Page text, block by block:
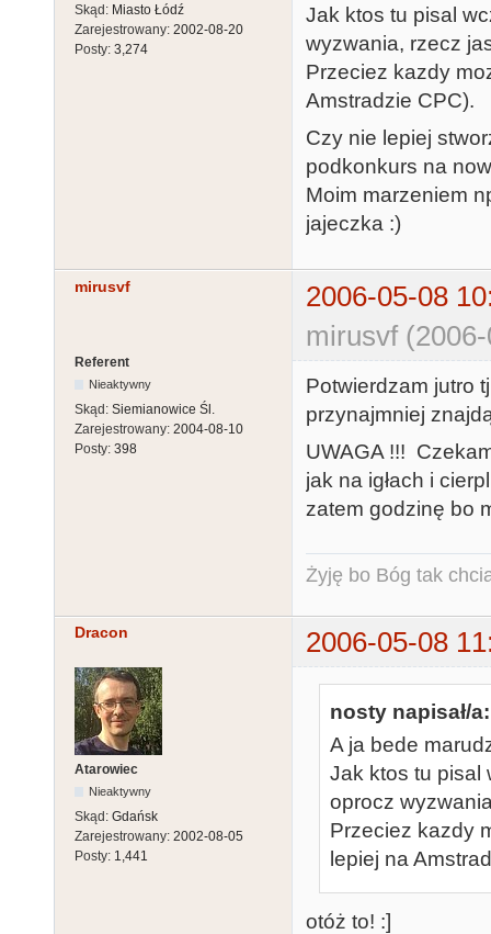
Skąd: Miasto Łódź
Zarejestrowany: 2002-08-20
Posty: 3,274
Jak ktos tu pisal
wyzwania, rzecz
Przeciez kazdy
Amstradzie CPC).
Czy nie lepiej
podkonkurs na
Moim marzeniem
jajeczka :)
mirusvf
2006-05-08
mirusvf
Referent
Nieaktywny
Skąd: Siemianowice Śl.
Zarejestrowany: 2004-08-10
Posty: 398
Potwierdzam jutro
przynajmniej
UWAGA !!!
jak na igłach i
zatem godzinę bo
Żyję bo Bóg tak
Dracon 2006-05-08
Atarowiec
Nieaktywny
Skąd: Gdańsk
Zarejestrowany: 2002-08-05
Posty: 1,441
nosty napisał/a:
A ja bede
Jak ktos tu pisal
oprocz
Przeciez kazdy
lepiej na
otóż to! :]